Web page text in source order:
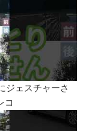
ジェスチャーさ
コ